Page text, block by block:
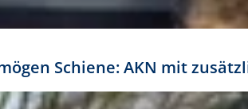
Schiene: AKN mit